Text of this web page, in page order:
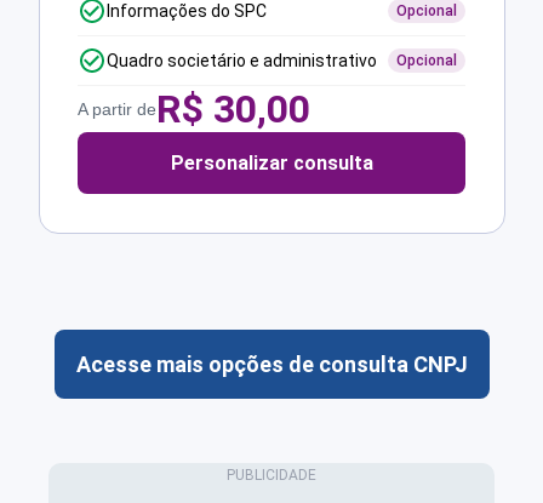
Informações do SPC Opcional
Quadro societário e administrativo Opcional
A partir deR$ 30,00
Personalizar consulta
Acesse mais opções de consulta CNPJ